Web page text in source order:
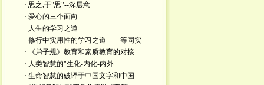
· 思之,于"思"--深层意
· 爱心的三个面向
· 人生的学习之道
· 修行中实用性的学习之道——等同实
· 《弟子规》教育和素质教育的对接
· 人类智慧的"生化-内化-内外
· 生命智慧的破译于中国文字和中国